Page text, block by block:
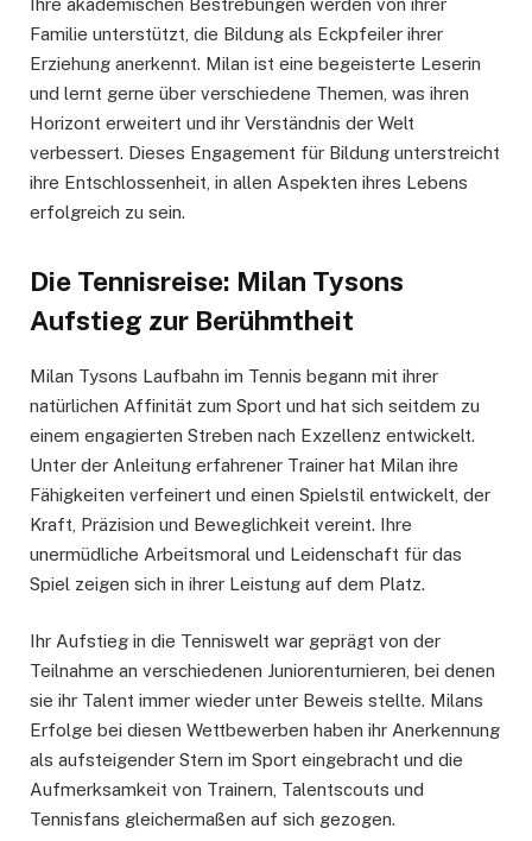
Familie unterstützt, die Bildung als Eckpfeiler ihrer
Erziehung anerkennt. Milan ist eine begeisterte Leserin
und lernt gerne über verschiedene Themen, was ihren
Horizont erweitert und ihr Verständnis der Welt
verbessert. Dieses Engagement für Bildung unterstreicht
ihre Entschlossenheit, in allen Aspekten ihres Lebens
erfolgreich zu sein.
Die Tennisreise: Milan Tysons
Aufstieg zur Berühmtheit
Milan Tysons Laufbahn im Tennis begann mit ihrer
natürlichen Affinität zum Sport und hat sich seitdem zu
einem engagierten Streben nach Exzellenz entwickelt.
Unter der Anleitung erfahrener Trainer hat Milan ihre
Fähigkeiten verfeinert und einen Spielstil entwickelt, der
Kraft, Präzision und Beweglichkeit vereint. Ihre
unermüdliche Arbeitsmoral und Leidenschaft für das
Spiel zeigen sich in ihrer Leistung auf dem Platz.
Ihr Aufstieg in die Tenniswelt war geprägt von der
Teilnahme an verschiedenen Juniorenturnieren, bei denen
sie ihr Talent immer wieder unter Beweis stellte. Milans
Erfolge bei diesen Wettbewerben haben ihr Anerkennung
als aufsteigender Stern im Sport eingebracht und die
Aufmerksamkeit von Trainern, Talentscouts und
Tennisfans gleichermaßen auf sich gezogen.